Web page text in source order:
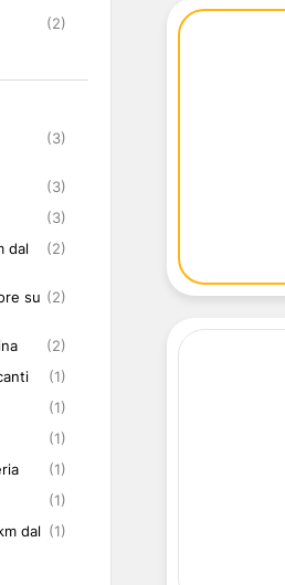
(2)
(3)
(3)
(3)
dal
(2)
su (2)
(2)
(1)
(1)
(1)
(1)
(1)
dal (1)